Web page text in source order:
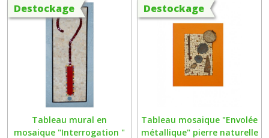
Destockage
Tableau mural en
mosaique "Interrogation "
Destockage
Tableau mosaique "Envolée
métallique" pierre naturelle